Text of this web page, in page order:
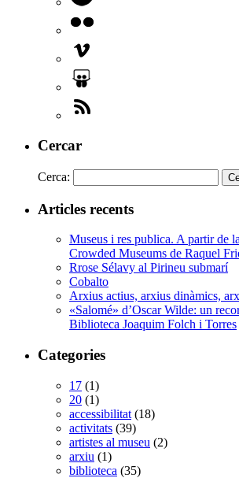
Cercar
Cerca:
Articles recents
Museus i res publica. A partir de
Crowded Museums de Raquel
Rrose Sélavy al Pirineu submarí
Cobalto
Arxius actius, arxius dinàmics,
«Salomé» d’Oscar Wilde: un
Biblioteca Joaquim Folch i Torres
Categories
17 (1)
20 (1)
accessibilitat (18)
activitats (39)
artistes al museu (2)
arxiu (1)
biblioteca (35)